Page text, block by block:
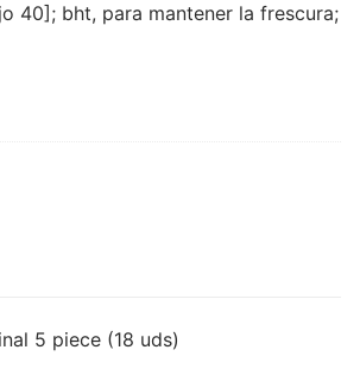
40]; bht, para mantener la frescura;
5 piece (18 uds)